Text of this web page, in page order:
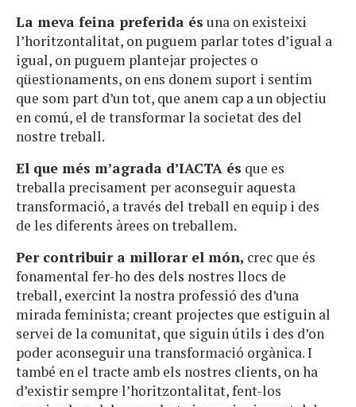
La meva feina preferida és una on existeixi
l’horitzontalitat, on puguem parlar totes d’igual a
igual, on puguem plantejar projectes o
qüestionaments, on ens donem suport i sentim
que som part d’un tot, que anem cap a un objectiu
en comú, el de transformar la societat des del
nostre treball.
El que més m’agrada d’IACTA és que es
treballa precisament per aconseguir aquesta
transformació, a través del treball en equip i des
de les diferents àrees on treballem.
Per contribuir a millorar el món, crec que és
fonamental fer-ho des dels nostres llocs de
treball, exercint la nostra professió des d’una
mirada feminista; creant projectes que estiguin al
servei de la comunitat, que siguin útils i des d’on
poder aconseguir una transformació orgànica. I
també en el tracte amb els nostres clients, on ha
d’existir sempre l’horitzontalitat, fent-los